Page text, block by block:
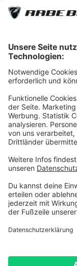
des Herstellers
[1] Vermittlung
Düsseldorf.
[2] Die dargestellten
Rechner der Smartfit
dienen
sich nicht um ein
tatsächliche
Bonitätsprüfung,
ausschließlich die
sowie die
[3] Leasing-Preis:
einen geringen
Diesen Aufschlag
Mehrkosten beim
Aufschlag.